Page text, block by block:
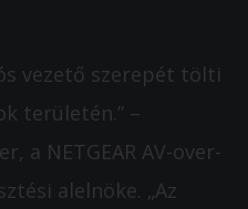
vezető szerepét tölti
területén.” –
a NETGEAR AV-over-
alelnöke. „Az